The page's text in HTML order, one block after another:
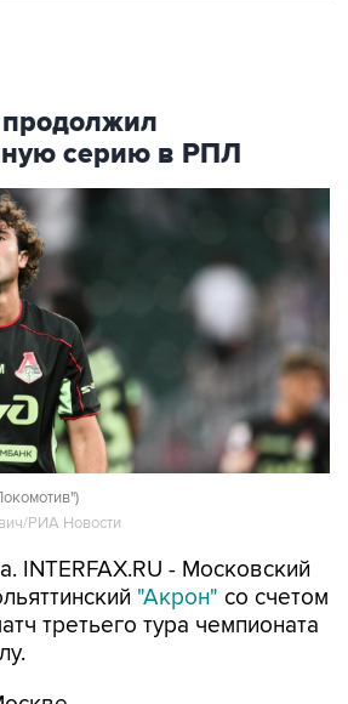
серию в РПЛ
РИА Новости
INTERFAX.RU - Московский
"Акрон" со счетом
третьего тура чемпионата